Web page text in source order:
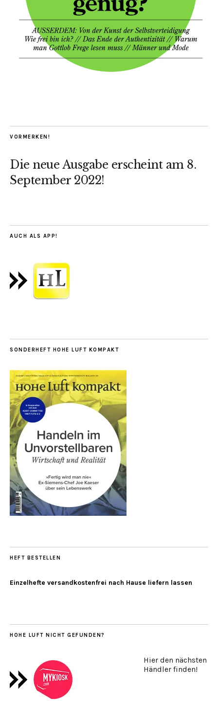
VORMERKEN!
Die neue Ausgabe erscheint am 8.
September 2022!
AUCH ALS APP!
SONDERHEFT HOHE LUFT KOMPAKT
HEFT BESTELLEN
Einzelhefte versandkostenfrei nach Hause liefern lassen
HOHE LUFT NICHT GEFUNDEN?
Hier den nächsten
Händler finden!